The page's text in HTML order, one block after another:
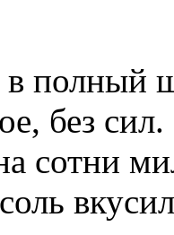
полный
без сил.
сотни